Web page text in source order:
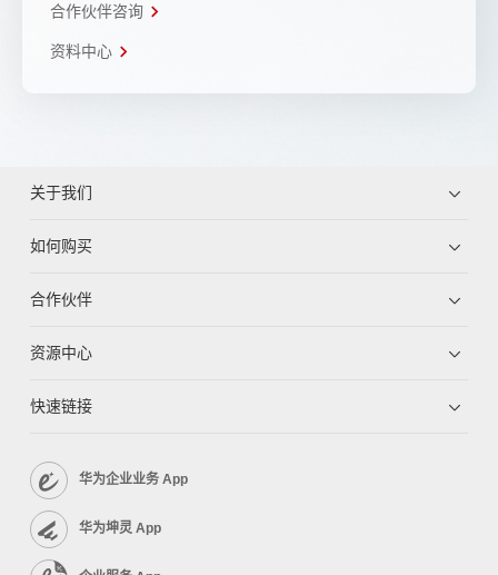
合作伙伴咨询
资料中心
关于我们
如何购买
合作伙伴
资源中心
快速链接
华为企业业务 App
华为坤灵 App